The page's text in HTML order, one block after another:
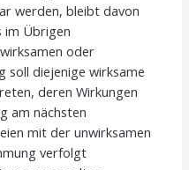
werden, bleibt davon
im Übrigen
oder
soll diejenige wirksame
deren Wirkungen
am nächsten
mit der unwirksamen
verfolgt